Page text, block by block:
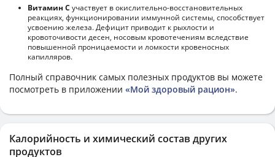
Витамин С участвует в окислительно-восстановительных
реакциях, функционировании иммунной системы, способствует
усвоению железа. Дефицит приводит к рыхлости и
кровоточивости десен, носовым кровотечениям вследствие
повышенной проницаемости и ломкости кровеносных
капилляров.
Полный справочник самых полезных продуктов вы можете
посмотреть в приложении «Мой здоровый рацион».
Калорийность и химический состав других
продуктов